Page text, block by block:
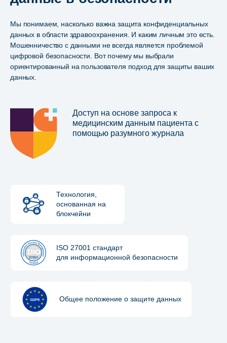
Мы понимаем, насколько важна защита конфиденциальных
данных в области здравоохранения. И каким личным это есть.
Мошенничество с данными не всегда является проблемой
цифровой безопасности. Вот почему мы выбрали
ориентированный на пользователя подход для защиты ваших
данных.
Доступ на основе запроса к
медицинским данным пациента с
помощью разумного журнала
Технология,
основанная на
блокчейни
ISO 27001 стандарт
для информационной безопасности
Общее положение о защите данных